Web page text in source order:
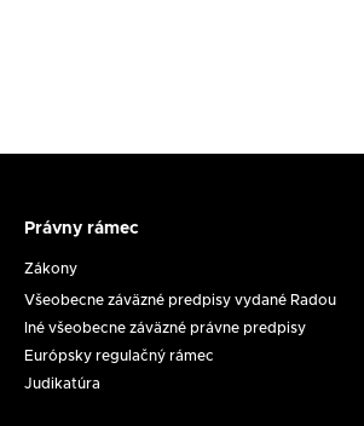
rámec
Právny rámec
Zákony
Všeobecne záväzné predpisy vydané Radou
Iné všeobecne záväzné právne predpisy
Európsky regulačný rámec
Judikatúra